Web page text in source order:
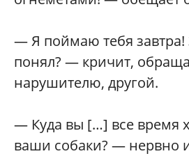
— Я поймаю тебя завтра!
понял? — кричит,
нарушителю, другой.
— Куда вы […] все время
ваши собаки? — нервно